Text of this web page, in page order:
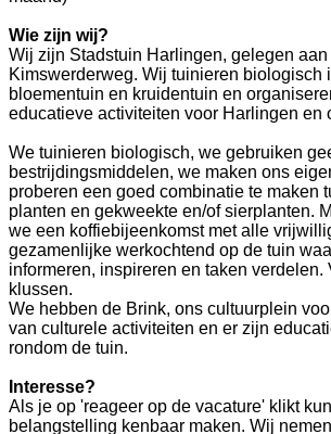
Wie zijn wij?
Wij zijn Stadstuin Harlingen, gelegen aan
Kimswerderweg. Wij tuinieren biologisch
bloementuin en kruidentuin en
educatieve activiteiten voor Harlingen en
We tuinieren biologisch, we gebruiken
bestrijdingsmiddelen, we maken ons
proberen een goed combinatie te maken
planten en gekweekte en/of sierplanten.
we een koffiebijeenkomst met alle
gezamenlijke werkochtend op de tuin
informeren, inspireren en taken verdelen.
klussen.
We hebben de Brink, ons cultuurplein
van culturele activiteiten en er zijn
rondom de tuin.
Interesse?
Als je op 'reageer op de vacature' klikt
belangstelling kenbaar maken. Wij